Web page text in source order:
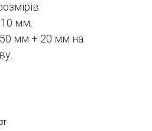
мм;
мм + 20 мм на